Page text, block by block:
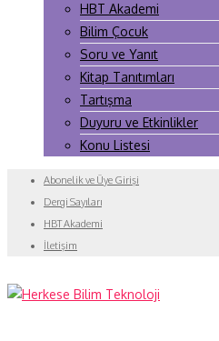
HBT Akademi
Bilim Çocuk
Soru ve Yanıt
Kitap Tanıtımları
Tartışma
Duyuru ve Etkinlikler
Konu Listesi
Abonelik ve Üye Girişi
Dergi Sayıları
HBT Akademi
İletişim